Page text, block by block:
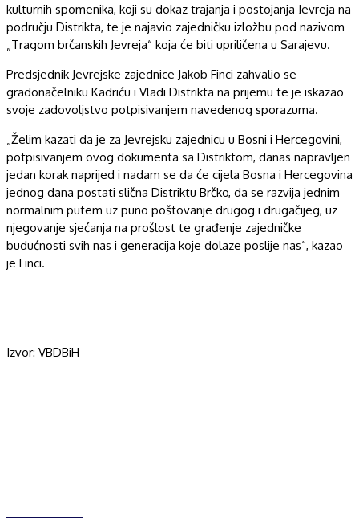
kulturnih spomenika, koji su dokaz trajanja i postojanja Jevreja na
području Distrikta, te je najavio zajedničku izložbu pod nazivom
„Tragom brčanskih Jevreja“ koja će biti upriličena u Sarajevu.
Predsjednik Jevrejske zajednice Jakob Finci zahvalio se
gradonačelniku Kadriću i Vladi Distrikta na prijemu te je iskazao
svoje zadovoljstvo potpisivanjem navedenog sporazuma.
„Želim kazati da je za Jevrejsku zajednicu u Bosni i Hercegovini,
potpisivanjem ovog dokumenta sa Distriktom, danas napravljen
jedan korak naprijed i nadam se da će cijela Bosna i Hercegovina
jednog dana postati slična Distriktu Brčko, da se razvija jednim
normalnim putem uz puno poštovanje drugog i drugačijeg, uz
njegovanje sjećanja na prošlost te građenje zajedničke
budućnosti svih nas i generacija koje dolaze poslije nas“, kazao
je Finci.
Izvor: VBDBiH